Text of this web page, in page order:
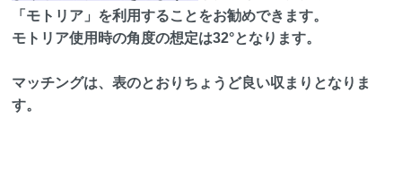
「モトリア」を利用することをお勧めできます。
モトリア使用時の角度の想定は32°となります。
マッチングは、表のとおりちょうど良い収まりとなりま
す。